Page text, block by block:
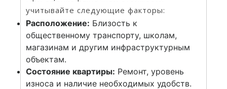
учитывайте следующие факторы:
Расположение: Близость к
общественному транспорту, школам,
магазинам и другим инфраструктурным
объектам.
Состояние квартиры: Ремонт, уровень
износа и наличие необходимых удобств.